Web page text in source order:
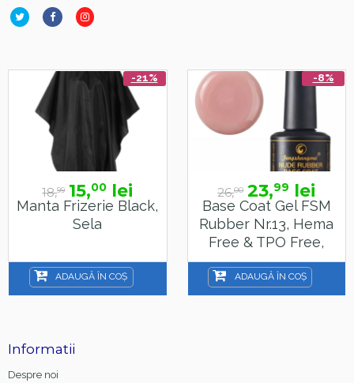
-21%
18,99 15,00 lei
Manta Frizerie Black,
Sela
ADAUGĂ ÎN COȘ
-8%
26,00 23,99 lei
Base Coat Gel FSM
Rubber Nr.13, Hema
Free & TPO Free,
15ml
ADAUGĂ ÎN COȘ
Informatii
Despre noi